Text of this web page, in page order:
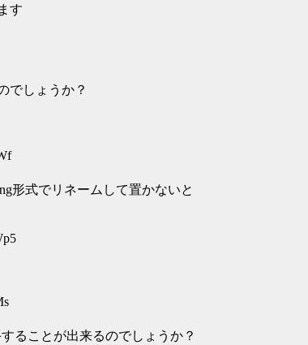
す
でしょうか？
形式でリネームして置かないと
ることが出来るのでしょうか？